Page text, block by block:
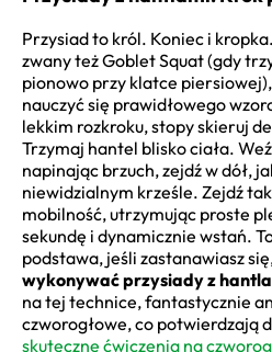
Przysiad to król. Koniec i
zwany też Goblet Squat (gdy
pionowo przy klatce
nauczyć się prawidłowego
lekkim rozkroku, stopy skieruj
Trzymaj hantel blisko ciała.
napinając brzuch, zejdź w dół,
niewidzialnym krześle. Zejdź
mobilność, utrzymując proste
sekundę i dynamicznie wstań.
podstawa, jeśli zastanawiasz
wykonywać przysiady z
na tej technice, fantastycznie
czworogłowe, co potwierdzają
skuteczne ćwiczenia na